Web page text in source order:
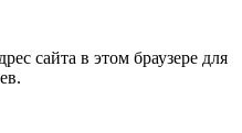
сайта в этом браузере для